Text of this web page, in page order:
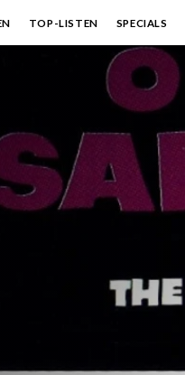
TOP-LISTEN SPECIALS